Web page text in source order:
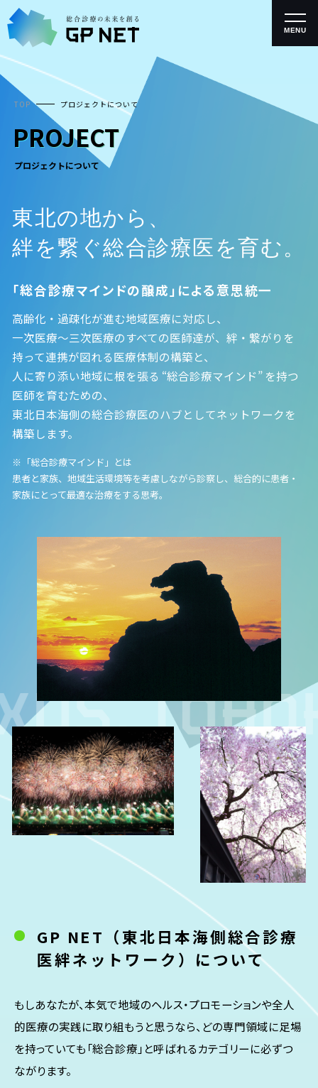
ン
テ
ツ
へ
ス
MENU
TOP プロジェクトについて
PROJECT
プロジェクトについて
東北の地から、
絆を繋ぐ総合診療医を育む。
「総合診療マインドの醸成」による意思統一
高齢化・過疎化が進む地域医療に対応し、
一次医療～三次医療のすべての医師達が、絆・繋がりを
持って連携が図れる医療体制の構築と、
人に寄り添い地域に根を張る “総合診療マインド” を持つ
医師を育むための、
東北日本海側の総合診療医のハブとしてネットワークを
構築します。
※「総合診療マインド」とは
患者と家族、地域生活環境等を考慮しながら診察し、総合的に患者・
家族にとって最適な治療をする思考。
GP NET（東北日本海側総合診療
医絆ネットワーク）について
もしあなたが、本気で地域のヘルス・プロモーションや全人
的医療の実践に取り組もうと思うなら、どの専門領域に足場
を持っていても「総合診療」と呼ばれるカテゴリーに必ずつ
ながります。